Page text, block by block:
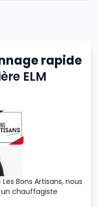
rapide
ELM
Bons Artisans, nous
chauffagiste